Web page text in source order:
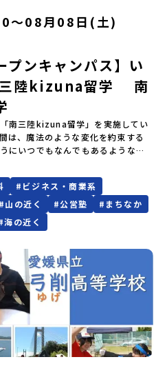
せていただきます。ご了承くださ
27日＞から、【キャンセルのご連
】・21日目にあたる日以前：無
当日：50％・ご連絡無しでの不参
：100％・催行中止について天候な
せる可能性があります。その場合
絡いたします。又、最少催行人数
間前までに催行中止の旨をメール
るご質問その他、よくあるご質問
い。運営団体について＜プログラ
魅力化プラットフォーム＞「意志
域・社会をつくる」というビジョ
立した教育事業団体です。日本
中学卒業後に地域の枠を越えて生
た地域・学校で1〜3年間過ごすこ
留学」をはじめとした、教育事業
います。名 称：一般財団法人地
設 立：2017年3月代表者：岩本
江市東本町二丁目25-6 みらい
：http://c-platform.or.jp/お問い
：info@miratabi.jp「おためし
情報を公式LINEにて配信中！ぜひ
公式LINE
受信できるよう設定をお願いいた
合せにはお答えしておりません
込みについてお申込はお一人様1回
メールアドレスの入力間違いにご
室に複数(同性2～4名程度)で宿泊
ギー対応について個別の詳細なア
ねる場合がございます。対応が必
さい。・参加取消や急遽参加でき
後の参加お取り消しはご遠慮下さ
合はお早めに事務局までご連絡く
むを得ない参加お取り消しの場
せていただきます。ご了承くださ
2日＞から、【キャンセルのご連
】・21日目にあたる日以前：無
-2日目：30％・プログラム開始日
当日：50％・ご連絡無しでの不参
：100％・催行中止について天候な
せる可能性があります。その場合
絡いたします。又、最少催行人数
週間前までに催行中止の旨をメール
るご質問その他、よくあるご質問
い。運営団体について＜プログラ
魅力化プラットフォーム＞「意志
域・社会をつくる」というビジョ
設立した教育事業団体です。日本
、中学卒業後に地域の枠を越えて生
留学」をはじめとした、教育事業
学3年生【宿泊先】ペンションき
)で宿泊いただく予定です。【旅行
費用のうち、以下の内容が無料と
ログラム内のアクティビティ・体
は参加者のご負担となります・集
代や自由時間の個人飲食費などの
（お申し込み多数の場合は抽選の
み多数の場合は、締め切り後1週間
ます。【申し込み締切】6月8日
：00まで疑問も不安もワクワクに
テップアップ説明会プログラムの
し込みを迷われている方向けに
す。知りたい情報のレベルに合
活用ください。【STEP 1】全体
画を公開中！）〜まずは「おため
本全国20以上の地域から選んで参
全体像や魅力について、説明会を
加にあたり、保護者様が特に気に
ート体制」についても詳しく解説
気軽にご視聴ください。🎬 [アーカ
「八幡平市」の内容をもっと知りし
で、「プログラムで何をする
う疑問にお答えする詳細配信で
をお伝えします。日時：6月10日(水)
ころ？プログラム詳細解説、質疑
出水工業高校/北海道標津町/岩手
地域のプログラムを1時間でぎゅっ
プログラムでは、この取り組みを
りを体験。地域の食文化と向き合
とができます🎵先輩たちとの交流
がギュッと詰まった北海道標津町
で感じるフィールドワークをしな
統的な産業と人々の暮らし」の魅
体験のおすすめポイント体験プロ
PM）「オリエンテーション・自己
学」 -「鮭の聖地・しべつ」の歴
校生も一緒にみんなで夕食「1日
）「 ポー川史跡公園散策または渓
化に触れる -渓流釣りで自然を満
方との交流「自由時間：海の公
-高校生との交流「みんなで
人たちと交流＜3日目＞（AM）
んなで振り返り対話（PM） 13：
着)※14：50 中標津空港発 (羽田
※天候の状況や参加人数によってプ
ます。参加概要【開催場所】北海
）〜 8月6日（木）※参加が確定し
20：00に「参加者向け事前オンラ
。必ず参加をお願いします。【集合
火) 14：30 集合【解散場所・時
30 解散【対象】中学2年生、中学3
室に複数(同性2～4名程度)で宿泊
無料※旅行代金に含まれる費用の
・一部の食事代*以下の費用は参加
〜08月08日(土)
プンキャンパス】い
三陸kizuna留学 南
南三陸kizuna留学」を実施してい
は、魔法のような変化を約束する
にいつでもなんでもあるような便
厳しいかもしれません。何かにチ
つかることだってあるはずです。
せりの環境ではありません。学校
なる南三陸町でも、日々試行錯誤
ちは知っています。この「ままなら
いちばん強くすることを。 ここで
して迎えます。 お客様ではなく、
力的にしていく仲間として、君を
伝えすること(昨年度の例)・留学
業体験・留学生の先輩たちととも
時間・学びのフィールドとなる南三
、町役場、コーディネーターとと
務めてくれます。⚪︎これまでの先輩
。・進路で悩んだポイント、南三
てみて気づいたこと、変化したこ
特別だった話・飛び込む留学生、
校生活、実際どう？・どんな人に
# ビジネス・商業系
#山の近く #公営塾 # まちなか
海の近く